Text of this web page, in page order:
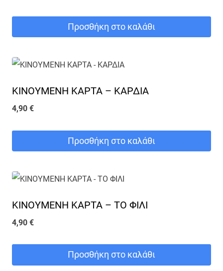
Προσθήκη στο καλάθι
ΚΙΝΟΥΜΕΝΗ ΚΑΡΤΑ – ΚΑΡΔΙΑ
4,90 €
Προσθήκη στο καλάθι
ΚΙΝΟΥΜΕΝΗ ΚΑΡΤΑ – ΤΟ ΦΙΛΙ
4,90 €
Προσθήκη στο καλάθι